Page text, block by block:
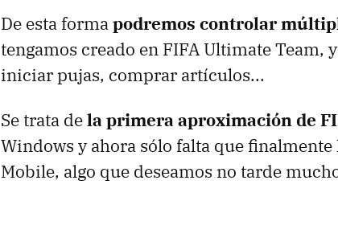
De esta formapodremos controlar
tengamos creado en FIFA Ultimate Team,
iniciar pujas, comprar artículos...
Se trata dela primera aproximación de
Windows y ahora sólo falta que
Mobile, algo que deseamos no tarde